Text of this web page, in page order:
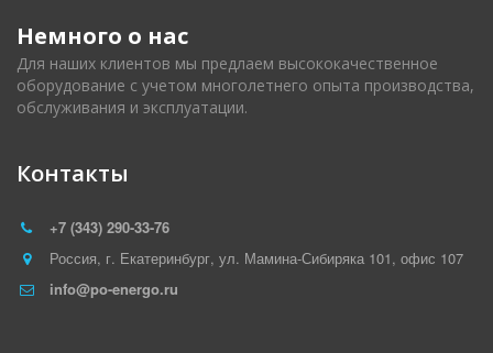
Немного о нас
Для наших клиентов мы предлаем высококачественное
оборудование с учетом многолетнего опыта производства,
обслуживания и эксплуатации.
Контакты
+7 (343) 290-33-76
Россия, г. Екатеринбург, ул. Мамина-Сибиряка 101, офис 107
info@po-energo.ru